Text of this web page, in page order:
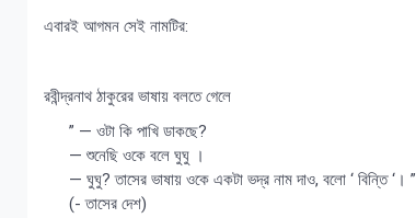
এবারই আগমন সেই নামটির:
রবীন্দ্রনাথ ঠাকুরের ভাষায় বলতে গেলে
” — ওটা কি পাখি ডাকছে?
— শুনেছি ওকে বলে ঘুঘু ।
— ঘুঘু? তাসের ভাষায় ওকে একটা ভদ্র নাম দাও, বলো ‘ বিন্তি ‘। ”
(- তাসের দেশ)